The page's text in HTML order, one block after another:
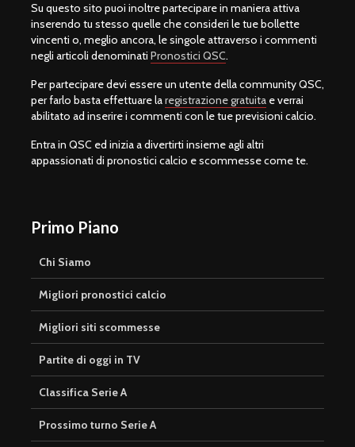
Su questo sito puoi inoltre partecipare in maniera attiva
inserendo tu stesso quelle che consideri le tue bollette
vincenti o, meglio ancora, le singole attraverso i commenti
negli articoli denominati Pronostici QSC.
Per partecipare devi essere un utente della community QSC,
per farlo basta effettuare laregistrazione gratuita e verrai
abilitato ad inserire i commenti con le tue previsioni calcio.
Entra in QSC ed inizia a divertirti insieme agli altri
appassionati di pronostici calcio e scommesse come te.
Primo Piano
Chi Siamo
Migliori pronostici calcio
Migliori siti scommesse
Partite di oggi in TV
Classifica Serie A
Prossimo turno Serie A